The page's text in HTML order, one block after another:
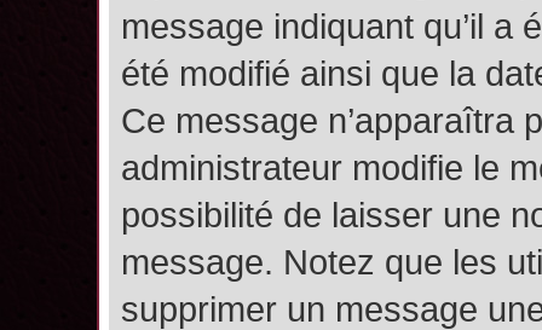
message indiquant qu’il a
été modifié ainsi que la
Ce message n’apparaîtra
administrateur modifie le
possibilité de laisser une
message. Notez que les
supprimer un message